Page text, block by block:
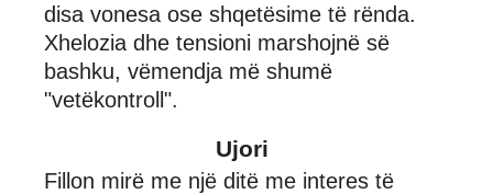
disa vonesa ose shqetësime të rënda.
Xhelozia dhe tensioni marshojnë së
bashku, vëmendja më shumë
"vetëkontroll".
Ujori
Fillon mirë me një ditë me interes të